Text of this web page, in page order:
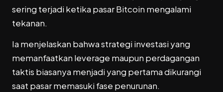
sering terjadi ketika pasar Bitcoin mengalami
tekanan.
Ia menjelaskan bahwa strategi investasi yang
memanfaatkan leverage maupun perdagangan
taktis biasanya menjadi yang pertama dikurangi
saat pasar memasuki fase penurunan.